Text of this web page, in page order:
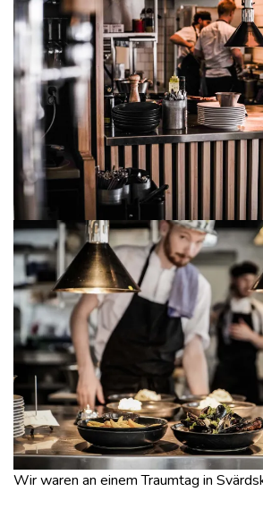
Wir waren an einem Traumtag in